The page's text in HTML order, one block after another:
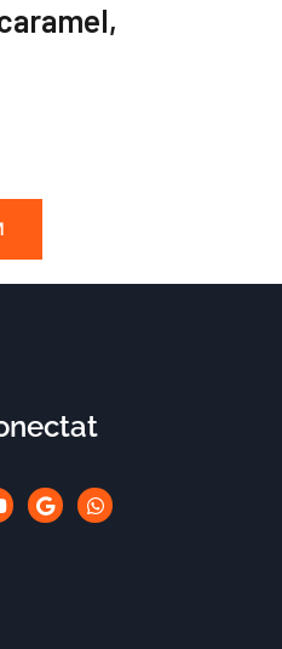
GoogleWhatsapp